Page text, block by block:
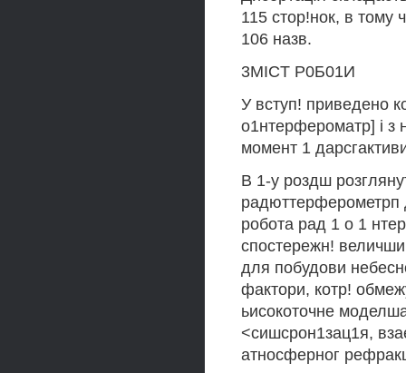
115 стор!нок, в
106 назв.
3MICT Р0Б01И
У вступ! приведено
о1нтерфероматр] i з
момент 1
В 1-у роздш
радюттерферометрп
робота рад 1 о 1
спостережн!
для побудови
фактори, котр!
ьисокоточне
<сишсрон1зац1я,
атносферног